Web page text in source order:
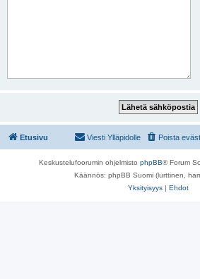
Etusivu Poista
Viesti Ylläpidolle
Keskustelufoorumin ohjelmisto phpBB® Forum
Käännös: phpBB Suomi (lurttinen,
Yksityisyys | Ehdot